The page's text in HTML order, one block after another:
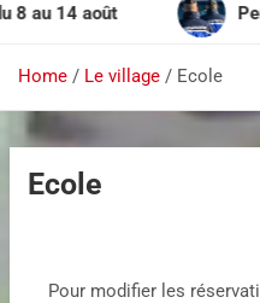
14 août
Home Le village Ecole
Ecole
Pour modifier les